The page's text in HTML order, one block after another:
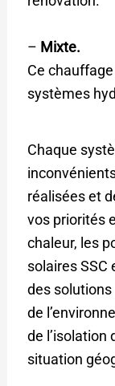
– Mixte.
Ce
systèmes
Chaque
réalisées et
vos priorités
chaleur, les
solaires
des
de
de l’isolation
situation